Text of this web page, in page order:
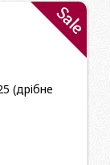
Sale
(дрібне